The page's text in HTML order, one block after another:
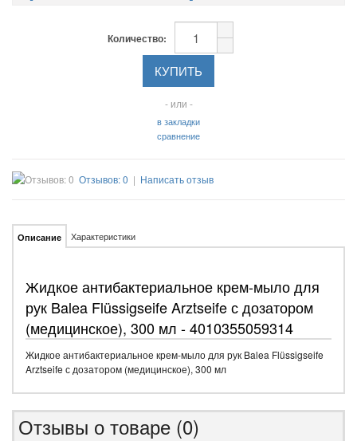
Количество:
- или -
в закладки
сравнение
Отзывов: 0 | Написать отзыв
Описание Характеристики
Жидкое антибактериальное крем-мыло для
рук Balea Flüssigseife Arztseife с дозатором
(медицинское), 300 мл - 4010355059314
Жидкое антибактериальное крем-мыло для рук Balea Flüssigseife
Arztseife с дозатором (медицинское), 300 мл
Отзывы о товаре (0)